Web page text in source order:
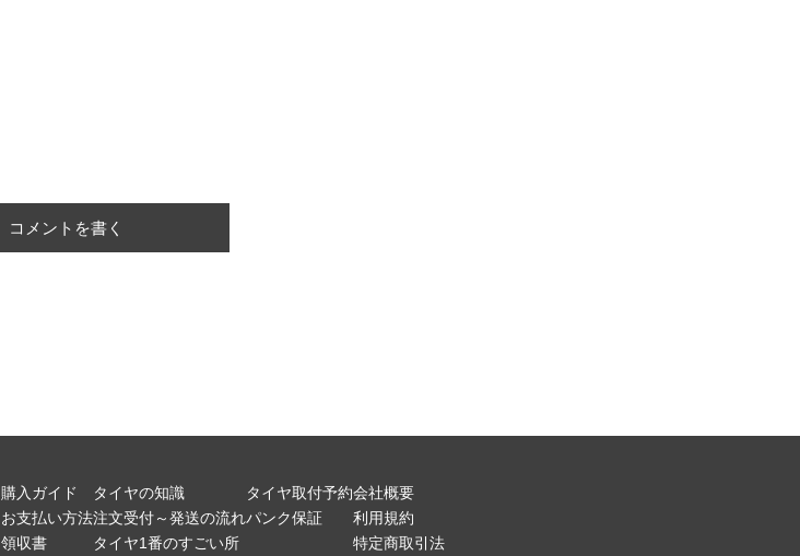
コメントを書く
購入ガイド
お支払い方法
領収書
タイヤの知識
注文受付～発送の流れ
タイヤ1番のすごい所
タイヤ取付予約
パンク保証
会社概要
利用規約
特定商取引法